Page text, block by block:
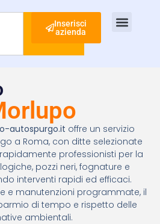
Cerca
Inserisci
azienda
autospurgo.it offre un servizio
a Roma, con ditte selezionate
professionisti per la
pozzi neri, fognature e
interventi rapidi ed efficaci.
e manutenzioni programmate, il
di tempo e rispetto delle
ambientali.